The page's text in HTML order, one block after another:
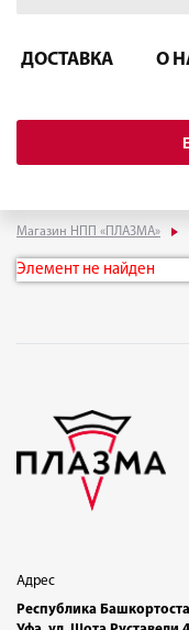
ДОСТАВКА О
Магазин НПП «ПЛАЗМА»
Элемент не найден
Адрес
Республика